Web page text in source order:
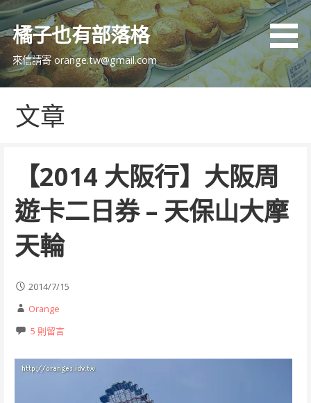
跳
主
內
橘子也有部落格
來信請寄 orange.tw@gmail.com
文章
【2014 大阪行】大阪周
遊卡二日券 – 天保山大摩
天輪
2014/7/15
Orange
5 則留言